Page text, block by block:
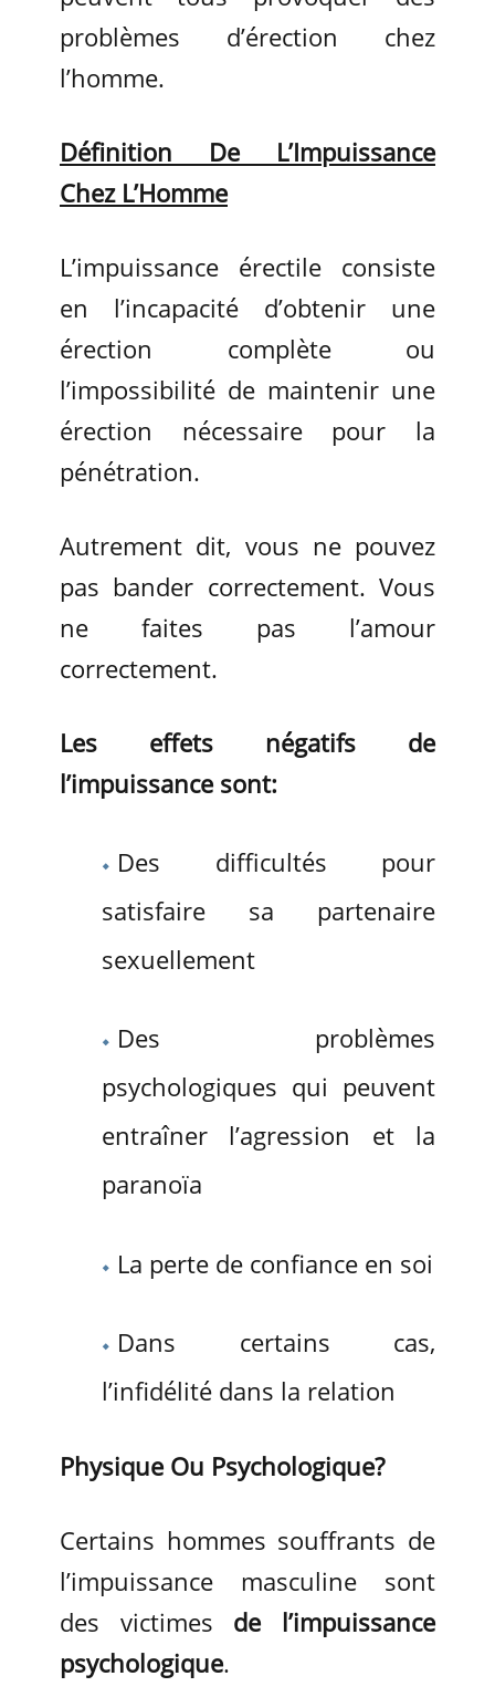
problèmes d’érection chez
l’homme.
Définition De L’Impuissance
Chez L’Homme
L’impuissance érectile consiste
en l’incapacité d’obtenir une
érection complète ou
l’impossibilité de maintenir une
érection nécessaire pour la
pénétration.
Autrement dit, vous ne pouvez
pas bander correctement. Vous
ne faites pas l’amour
correctement.
Les effets négatifs de
l’impuissance sont:
Des difficultés pour
satisfaire sa partenaire
sexuellement
Des problèmes
psychologiques qui peuvent
entraîner l’agression et la
paranoïa
La perte de confiance en soi
Dans certains cas,
l’infidélité dans la relation
Physique Ou Psychologique?
Certains hommes souffrants de
l’impuissance masculine sont
des victimes de l’impuissance
psychologique.